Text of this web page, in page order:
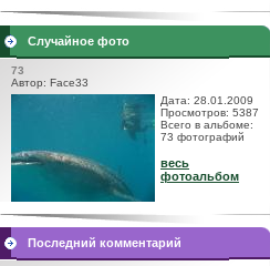
Случайное фото
73
Автор: Face33
Дата: 28.01.2009
Просмотров: 5387
Всего в альбоме:
73 фотографий
весь
фотоальбом
Последний комментарий